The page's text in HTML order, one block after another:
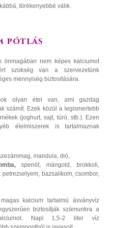
törékenyebbé válik.
pótlás
önmagában nem képes kalciumot
szükség van a szervezetünk
mennyiség biztosítására.
olyan étel van, ami gazdag
számít. Ezek közül a legismertebb
(joghurt, sajt, túró, stb.). Ezen
élelmiszerek is tartalmaznak
mandula, dió,
spenót, mángold, brokkoli,
petrezselyem, bazsalikom, csombor,
kalcium tartalmú ásványvíz
biztosítják számunkra a
Napi 1,5-2 liter víz